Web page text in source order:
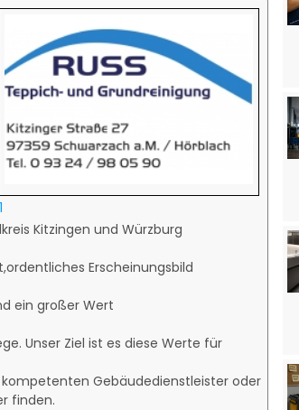
1
Kitzingen und Würzburg
Erscheinungsbild
ein großer Wert
Unser Ziel ist es diese Werte für
Gebäudedienstleister oder
finden.